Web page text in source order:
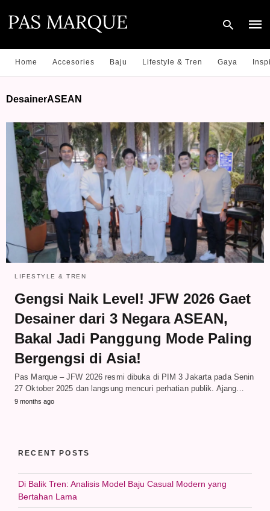
and
hit
Home Accesories Baju Lifestyle & Tren Gaya
DesainerASEAN
LIFESTYLE & TREN
Gengsi Naik Level! JFW 2026 Gaet
Desainer dari 3 Negara ASEAN,
Bakal Jadi Panggung Mode Paling
Bergengsi di Asia!
Pas Marque – JFW 2026 resmi dibuka di PIM 3 Jakarta pada Senin
27 Oktober 2025 dan langsung mencuri perhatian publik. Ajang…
9 months ago
RECENT POSTS
Di Balik Tren: Analisis Model Baju Casual Modern yang
Bertahan Lama